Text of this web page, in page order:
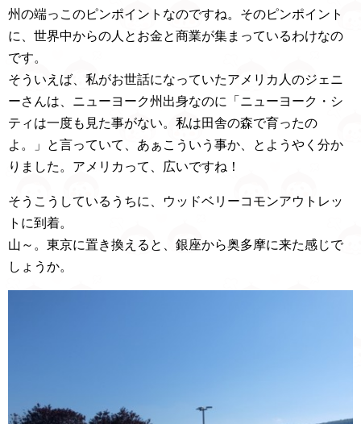
州の端っこのピンポイントなのですね。そのピンポイント
に、世界中からの人とお金と商業が集まっているわけなの
です。
そういえば、私がお世話になっていたアメリカ人のジェニ
ーさんは、ニューヨーク州出身なのに「ニューヨーク・シ
ティは一度も見た事がない。私は田舎の森で育ったの
よ。」と言っていて、あぁこういう事か、とようやく分か
りました。アメリカって、広いですね！
そうこうしているうちに、ウッドベリーコモンアウトレッ
トに到着。
山～。東京に置き換えると、銀座から奥多摩に来た感じで
しょうか。